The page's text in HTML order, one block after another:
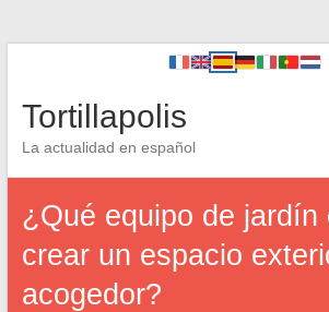
Tortillapolis
La actualidad en español
¿Qué equipo de jardín
crear un espacio
acogedor?